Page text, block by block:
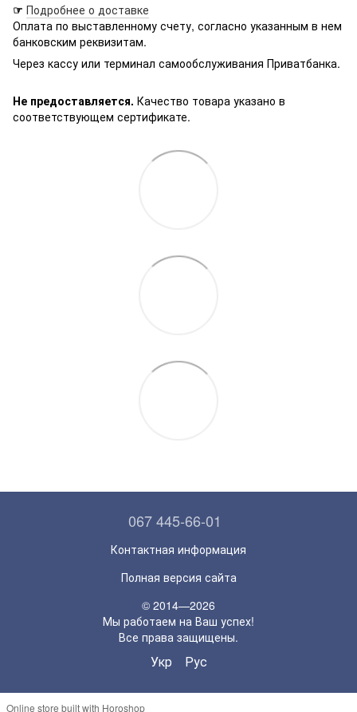
☞ Подробнее о доставке
Оплата по выставленному счету, согласно указанным в нем
банковским реквизитам.
Через кассу или терминал самообслуживания Приватбанка.
Не предоставляется. Качество товара указано в
соответствующем сертификате.
067 445-66-01
Контактная информация
Полная версия сайта
© 2014—2026
Мы работаем на Ваш успех!
Все права защищены.
Укр Рус
Online store built with Horoshop